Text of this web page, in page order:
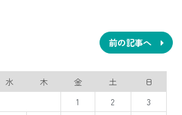
前の記事へ
水 木 金 土
日
1
2
3